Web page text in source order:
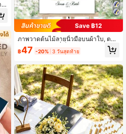
ห
,
Save ฿12
ภาพวาดต้นไม้ลายนิ้วมือบนผ้าใบ, ตกแ
ต่งงานแต่งงานที่เป็นเอกลักษณ์, สมุดแ
ขกต้นไม้ลายนิ้วมือส่วนบุคคล, ตกแต่งบ้
ระลึกแบบโต้ตอบ, วันครบรอบ
฿47 -20% 3 วันสุดท้าย